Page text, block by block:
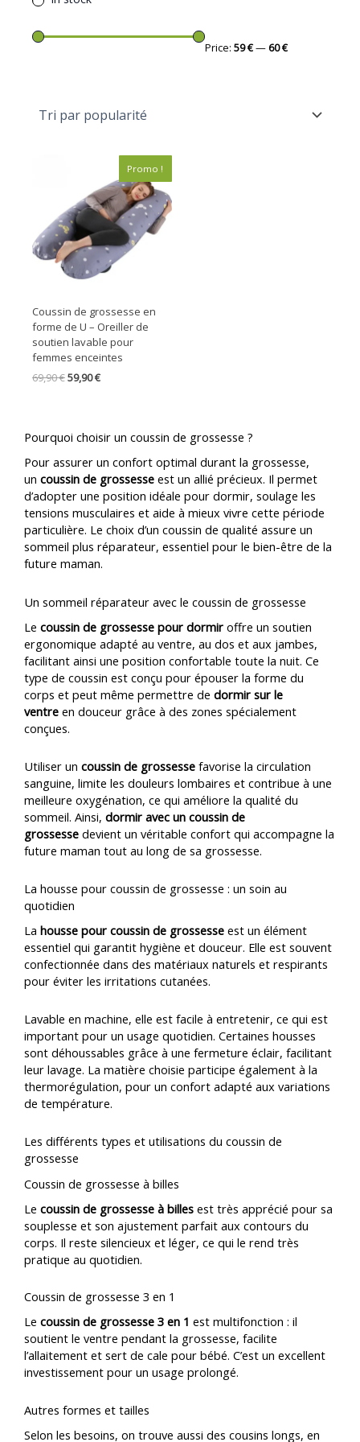
Price: 59 €—60 €
Promo !
Coussin de grossesse en
forme de U – Oreiller de
soutien lavable pour
femmes enceintes
69,90€
était :
69,90 €.
59,90€
actuel
est :
59,90 €.
Pourquoi choisir un coussin de grossesse ?
Pour assurer un confort optimal durant la grossesse,
un coussin de grossesse est un allié précieux. Il permet
d’adopter une position idéale pour dormir, soulage les
tensions musculaires et aide à mieux vivre cette période
particulière. Le choix d’un coussin de qualité assure un
sommeil plus réparateur, essentiel pour le bien-être de la
future maman.
Un sommeil réparateur avec le coussin de grossesse
Le coussin de grossesse pour dormir offre un soutien
ergonomique adapté au ventre, au dos et aux jambes,
facilitant ainsi une position confortable toute la nuit. Ce
type de coussin est conçu pour épouser la forme du
corps et peut même permettre de dormir sur le
ventre en douceur grâce à des zones spécialement
conçues.
Utiliser un coussin de grossesse favorise la circulation
sanguine, limite les douleurs lombaires et contribue à une
meilleure oxygénation, ce qui améliore la qualité du
sommeil. Ainsi, dormir avec un coussin de
grossesse devient un véritable confort qui accompagne la
future maman tout au long de sa grossesse.
La housse pour coussin de grossesse : un soin au
quotidien
La housse pour coussin de grossesse est un élément
essentiel qui garantit hygiène et douceur. Elle est souvent
confectionnée dans des matériaux naturels et respirants
pour éviter les irritations cutanées.
Lavable en machine, elle est facile à entretenir, ce qui est
important pour un usage quotidien. Certaines housses
sont déhoussables grâce à une fermeture éclair, facilitant
leur lavage. La matière choisie participe également à la
thermorégulation, pour un confort adapté aux variations
de température.
Les différents types et utilisations du coussin de
grossesse
Coussin de grossesse à billes
Le coussin de grossesse à billes est très apprécié pour sa
souplesse et son ajustement parfait aux contours du
corps. Il reste silencieux et léger, ce qui le rend très
pratique au quotidien.
Coussin de grossesse 3 en 1
Le coussin de grossesse 3 en 1 est multifonction : il
soutient le ventre pendant la grossesse, facilite
l’allaitement et sert de cale pour bébé. C’est un excellent
investissement pour un usage prolongé.
Autres formes et tailles
Selon les besoins, on trouve aussi des cousins longs, en